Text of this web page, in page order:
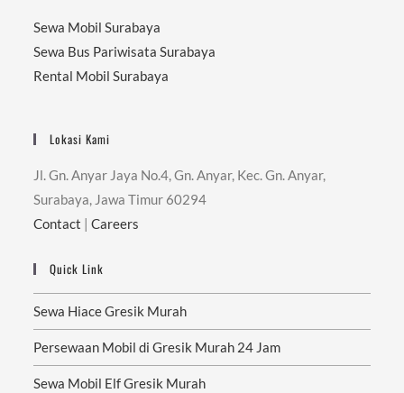
Sewa Mobil Surabaya
Sewa Bus Pariwisata Surabaya
Rental Mobil Surabaya
Lokasi Kami
Jl. Gn. Anyar Jaya No.4, Gn. Anyar, Kec. Gn. Anyar,
Surabaya, Jawa Timur 60294
Contact |Careers
Quick Link
Sewa Hiace Gresik Murah
Persewaan Mobil di Gresik Murah 24 Jam
Sewa Mobil Elf Gresik Murah